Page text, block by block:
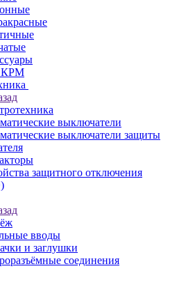
КРМ
выключатели
выключатели защиты
защитного отключения
вводы
и заглушки
соединения